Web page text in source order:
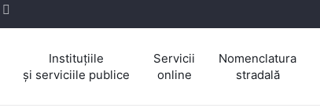
Instituțiile
și serviciile publice
Servicii
online
Nomenclatura
stradală